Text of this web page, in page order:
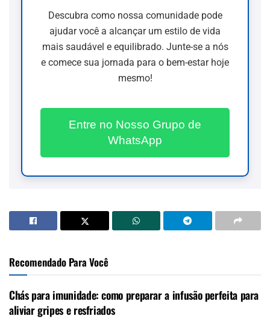
Descubra como nossa comunidade pode
ajudar você a alcançar um estilo de vida
mais saudável e equilibrado. Junte-se a nós
e comece sua jornada para o bem-estar hoje
mesmo!
Entre no Nosso Grupo de
WhatsApp
Recomendado Para Você
Chás para imunidade: como preparar a infusão perfeita para
aliviar gripes e resfriados